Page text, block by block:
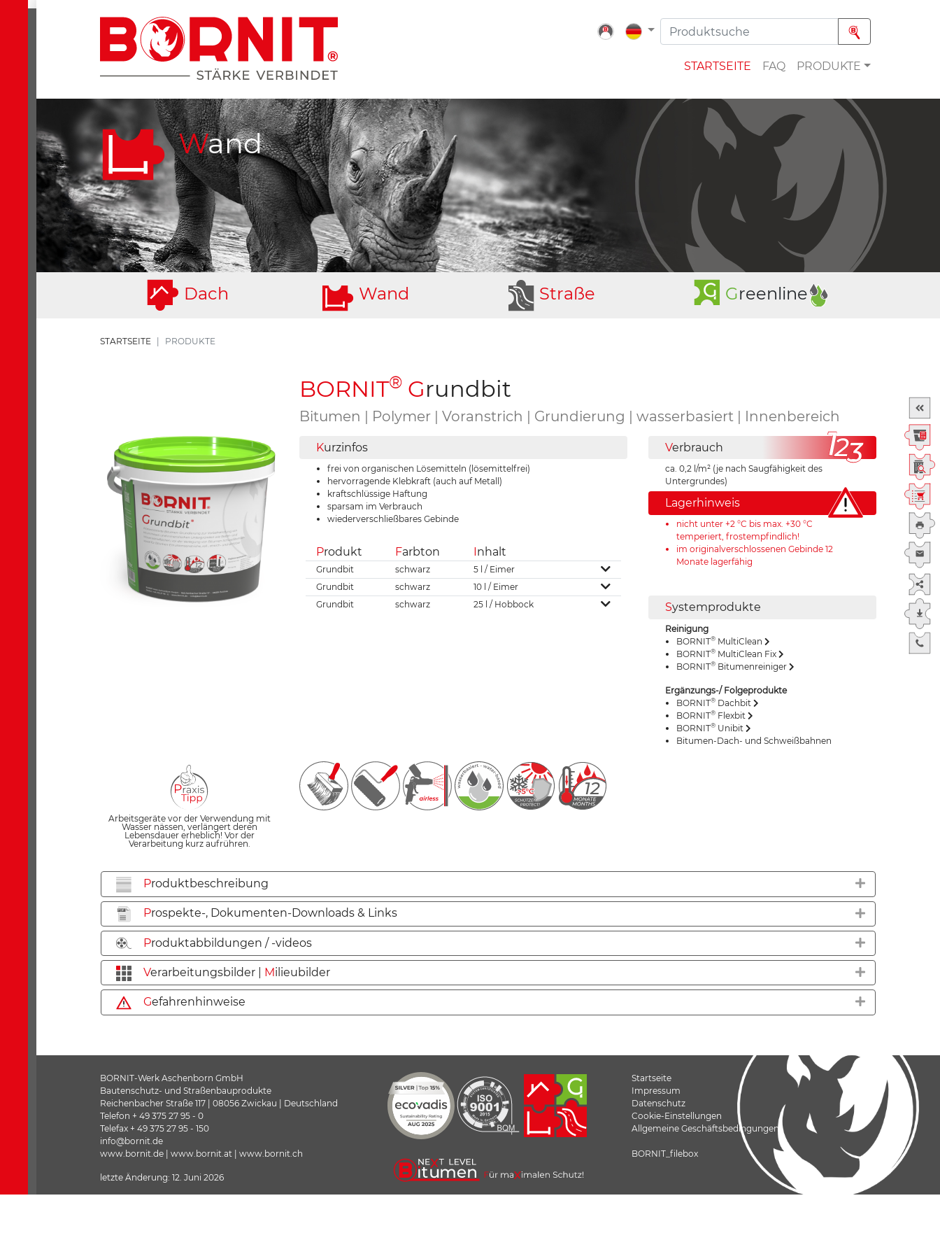
STARTSEITE FAQ PRODUKTE
Wand
Dach Wand Straße Greenline
STARTSEITE PRODUKTE
BORNIT® Grundbit
Bitumen | Polymer | Voranstrich | Grundierung | wasserbasiert | Innenbereich
Kurzinfos
frei von organischen Lösemitteln (lösemittelfrei)
hervorragende Klebkraft (auch auf Metall)
kraftschlüssige Haftung
sparsam im Verbrauch
wiederverschließbares Gebinde
Produkt Farbton Inhalt
Grundbit schwarz
5 l / Eimer
Grundbit
schwarz
10 l / Eimer
Grundbit
schwarz 25 l / Hobbock
Verbrauch
ca. 0,2 l/m² (je nach Saugfähigkeit des
Untergrundes)
Lagerhinweis
nicht unter +2 °C bis max. +30 °C
temperiert, frostempfindlich!
im originalverschlossenen Gebinde 12
Monate lagerfähig
Systemprodukte
Reinigung
BORNIT®MultiClean
BORNIT®MultiClean Fix
BORNIT®Bitumenreiniger
Ergänzungs-/ Folgeprodukte
BORNIT®Dachbit
BORNIT®Flexbit
BORNIT®Unibit
Bitumen-Dach- und Schweißbahnen
Arbeitsgeräte vor der Verwendung mit
Wasser nässen, verlängert deren
Lebensdauer erheblich! Vor der
Verarbeitung kurz aufrühren.
Produktbeschreibung
Prospekte-, Dokumenten-Downloads & Links
Produktabbildungen / -videos
Verarbeitungsbilder | Milieubilder
Gefahrenhinweise
BORNIT-Werk Aschenborn GmbH
Bautenschutz- und Straßenbauprodukte
Reichenbacher Straße 117 | 08056 Zwickau | Deutschland
Telefon + 49 375 27 95 - 0
Telefax + 49 375 27 95 - 150
info@bornit.de
www.bornit.de | www.bornit.at | www.bornit.ch
letzte Änderung: 12. Juni 2026
Startseite
Impressum
Datenschutz
Cookie-Einstellungen
Allgemeine Geschäftsbedingungen
BORNIT_filebox